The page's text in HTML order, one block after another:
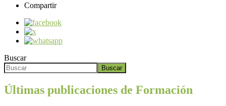
Compartir
Buscar
Buscar
Últimas publicaciones de Formación